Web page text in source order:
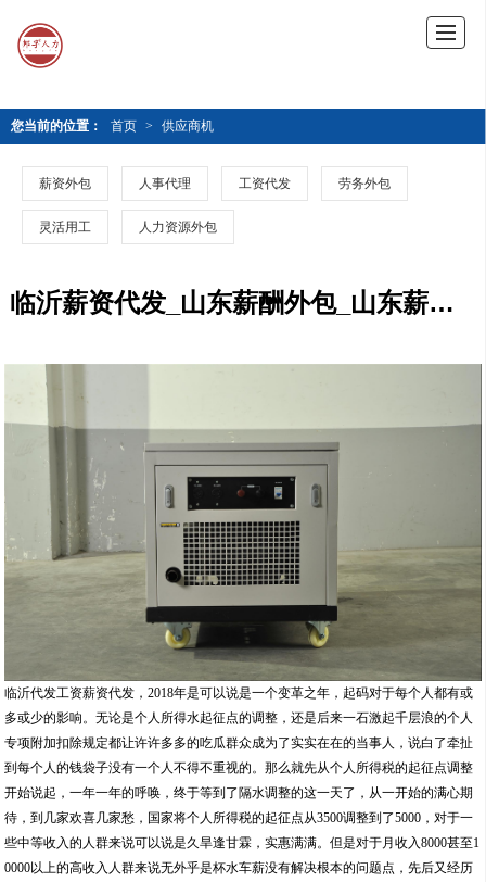
您当前的位置： 首页 > 供应商机
薪资外包 人事代理 工资代发 劳务外包
灵活用工 人力资源外包
临沂薪资代发_山东薪酬外包_山东薪酬优化_山东薪酬管理
临沂代发工资薪资代发，2018年是可以说是一个变革之年，起码对于每个人都有或
多或少的影响。无论是个人所得水起征点的调整，还是后来一石激起千层浪的个人
专项附加扣除规定都让许许多多的吃瓜群众成为了实实在在的当事人，说白了牵扯
到每个人的钱袋子没有一个人不得不重视的。那么就先从个人所得税的起征点调整
开始说起，一年一年的呼唤，终于等到了隔水调整的这一天了，从一开始的满心期
待，到几家欢喜几家愁，国家将个人所得税的起征点从3500调整到了5000，对于一
些中等收入的人群来说可以说是久旱逢甘霖，实惠满满。但是对于月收入8000甚至1
0000以上的高收入人群来说无外乎是杯水车薪没有解决根本的问题点，先后又经历